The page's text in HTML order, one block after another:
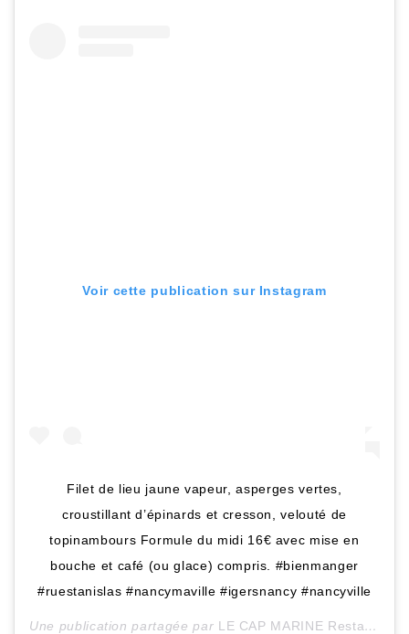
Voir cette publication sur Instagram
Filet de lieu jaune vapeur, asperges vertes,
croustillant d’épinards et cresson, velouté de
topinambours Formule du midi 16€ avec mise en
bouche et café (ou glace) compris. #bienmanger
#ruestanislas #nancymaville #igersnancy #nancyville
Une publication partagée par LE CAP MARINE Restaurant